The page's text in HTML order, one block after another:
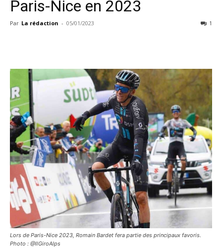
Paris-Nice en 2023
Par La rédaction - 05/01/2023 1
Lors de Paris-Nice 2023, Romain Bardet fera partie des principaux favoris.
Photo : @IlGiroAlps